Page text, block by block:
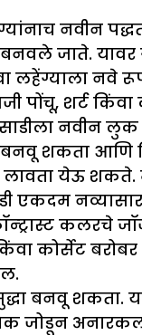
नवीन
जाते.
लहेंग्याला नवे
पोंचू, शर्ट
नवीन
बनवू शकता आणि
येऊ शकते.
कलरचे
कोर्सेट
बनवू शकता.
जोडून